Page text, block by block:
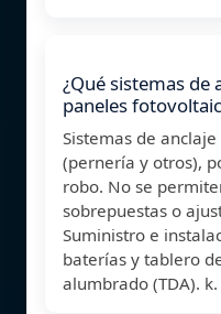
¿Qué sistemas de
paneles
Sistemas de
(pernería y otros),
robo. No se
sobrepuestas o
Suministro e
baterías y tablero
alumbrado (TDA). k.